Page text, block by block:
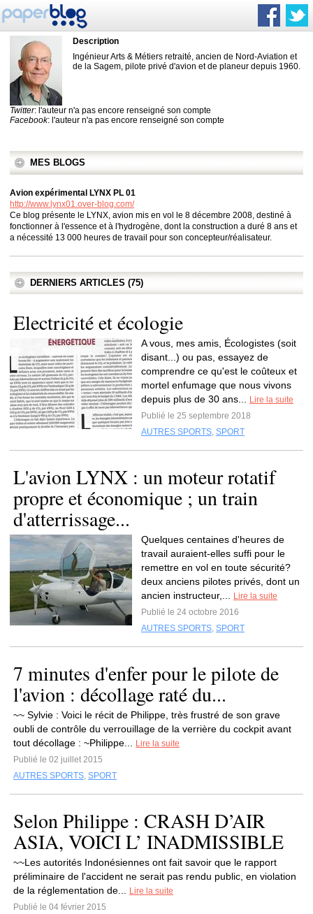
Description
Ingénieur Arts & Métiers retraité, ancien de Nord-Aviation et
de la Sagem, pilote privé d'avion et de planeur depuis 1960.
Twitter: l'auteur n'a pas encore renseigné son compte
Facebook: l'auteur n'a pas encore renseigné son compte
MES BLOGS
Avion expérimental LYNX PL 01
http://www.lynx01.over-blog.com/
Ce blog présente le LYNX, avion mis en vol le 8 décembre 2008, destiné à
fonctionner à l'essence et à l'hydrogène, dont la construction a duré 8 ans et
a nécessité 13 000 heures de travail pour son concepteur/réalisateur.
DERNIERS ARTICLES (75)
Electricité et écologie
A vous, mes amis, Écologistes (soit
disant...) ou pas, essayez de
comprendre ce qu'est le coûteux et
mortel enfumage que nous vivons
depuis plus de 30 ans...
Lire la suite
Publié le 25 septembre 2018
AUTRES SPORTS, SPORT
L'avion LYNX : un moteur rotatif
propre et économique ; un train
d'atterrissage...
Quelques centaines d'heures de
travail auraient-elles suffi pour le
remettre en vol en toute sécurité?
deux anciens pilotes privés, dont un
ancien instructeur,...
Lire la suite
Publié le 24 octobre 2016
AUTRES SPORTS, SPORT
7 minutes d'enfer pour le pilote de
l'avion : décollage raté du...
~~ Sylvie : Voici le récit de Philippe, très frustré de son grave
oubli de contrôle du verrouillage de la verrière du cockpit avant
tout décollage : ~Philippe...
Lire la suite
Publié le 02 juillet 2015
AUTRES SPORTS, SPORT
Selon Philippe : CRASH D’AIR
ASIA, VOICI L’ INADMISSIBLE
~~Les autorités Indonésiennes ont fait savoir que le rapport
préliminaire de l'accident ne serait pas rendu public, en violation
de la réglementation de...
Lire la suite
Publié le 04 février 2015